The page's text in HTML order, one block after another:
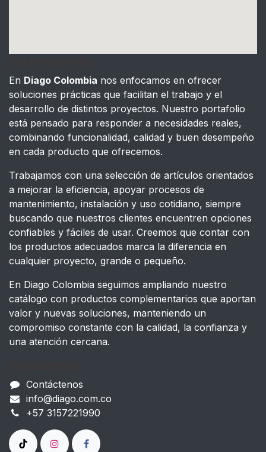
En Diago Colombia nos enfocamos en ofrecer
soluciones prácticas que facilitan el trabajo y el
desarrollo de distintos proyectos. Nuestro portafolio
está pensado para responder a necesidades reales,
combinando funcionalidad, calidad y buen desempeño
en cada producto que ofrecemos.
Trabajamos con una selección de artículos orientados
a mejorar la eficiencia, apoyar procesos de
mantenimiento, instalación y uso cotidiano, siempre
buscando que nuestros clientes encuentren opciones
confiables y fáciles de usar. Creemos que contar con
los productos adecuados marca la diferencia en
cualquier proyecto, grande o pequeño.
En Diago Colombia seguimos ampliando nuestro
catálogo con productos complementarios que aportan
valor y nuevas soluciones, manteniendo un
compromiso constante con la calidad, la confianza y
una atención cercana.
Contáctenos
info@diago.com.co
+57 3157221990